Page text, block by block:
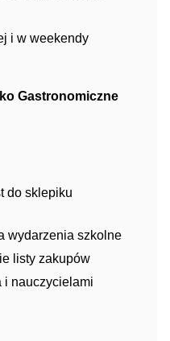
i w weekendy
Gastronomiczne
do sklepiku
wydarzenia szkolne
listy zakupów
i nauczycielami